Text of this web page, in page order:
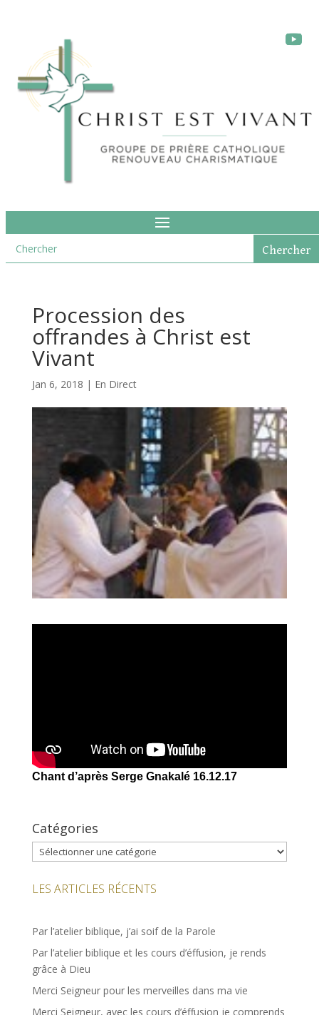
Procession des
offrandes à Christ est
Vivant
Jan 6, 2018 | En Direct
Chant d’après Serge Gnakalé 16.12.17
Catégories
Catégories
LES ARTICLES RÉCENTS
Par l’atelier biblique, j’ai soif de la Parole
Par l’atelier biblique et les cours d’éffusion, je rends
grâce à Dieu
Merci Seigneur pour les merveilles dans ma vie
Merci Seigneur, avec les cours d’éffusion je comprends